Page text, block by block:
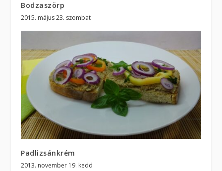
Bodzaszörp
2015. május 23. szombat
Padlizsánkrém
2013. november 19. kedd